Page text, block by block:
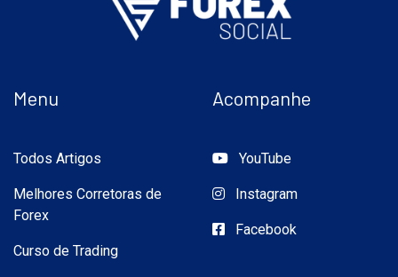
Menu
Todos Artigos
Melhores Corretoras de
Forex
Curso de Trading
Acompanhe
YouTube
Instagram
Facebook